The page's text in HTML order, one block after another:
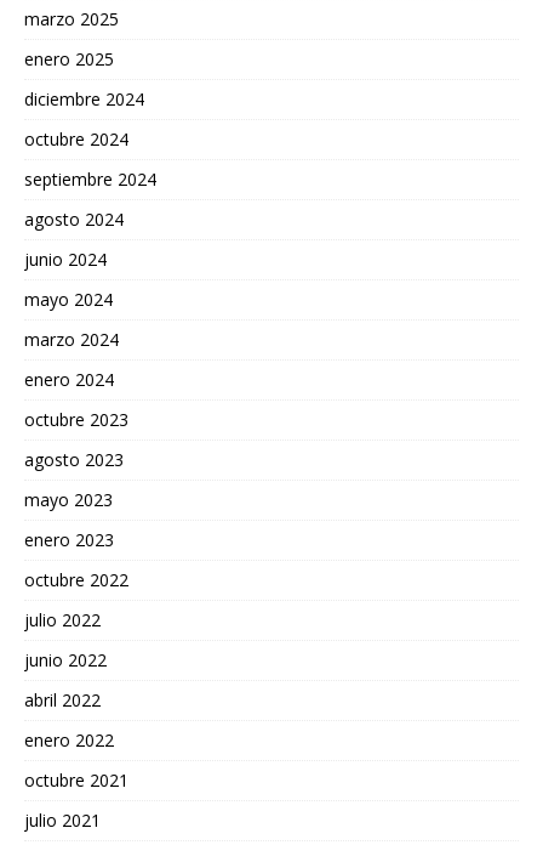
marzo 2025
enero 2025
diciembre 2024
octubre 2024
septiembre 2024
agosto 2024
junio 2024
mayo 2024
marzo 2024
enero 2024
octubre 2023
agosto 2023
mayo 2023
enero 2023
octubre 2022
julio 2022
junio 2022
abril 2022
enero 2022
octubre 2021
julio 2021